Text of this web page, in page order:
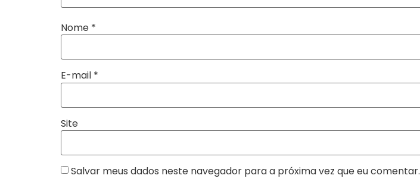
Nome *
E-mail *
Site
Salvar meus dados neste navegador para a próxima vez que eu comentar.